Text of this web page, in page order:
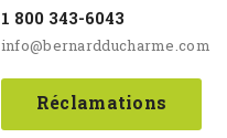
1 800 343-6043
info@bernardducharme.com
Réclamations